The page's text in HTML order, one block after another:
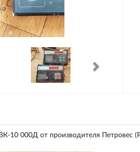
10 000Д от производителя Петровес